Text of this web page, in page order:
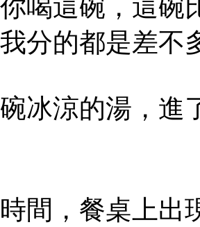
你喝這碗，這
分的都是差不
冰涼的湯，進
間，餐桌上出